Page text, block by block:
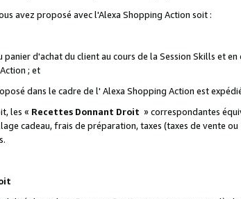
avez proposé avec l'Alexa Shopping Action soit :
d'achat du client au cours de la Session Skills et
; et
dans le cadre de l' Alexa Shopping Action est
les « Recettes Donnant Droit » correspondantes
cadeau, frais de préparation, taxes (taxes de vente